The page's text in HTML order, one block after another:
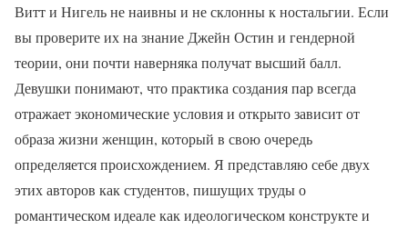
Витт и Нигель не наивны и не склонны к ностальгии. Если
вы проверите их на знание Джейн Остин и гендерной
теории, они почти наверняка получат высший балл.
Девушки понимают, что практика создания пар всегда
отражает экономические условия и открыто зависит от
образа жизни женщин, который в свою очередь
определяется происхождением. Я представляю себе двух
этих авторов как студентов, пишущих труды о
романтическом идеале как идеологическом конструкте и